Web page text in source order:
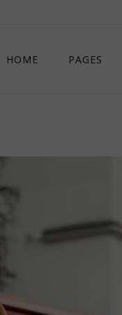
HOME
ART & FASHION MAGAZINE
LIFESTYLE MAGAZINE
LANDING
PAGES